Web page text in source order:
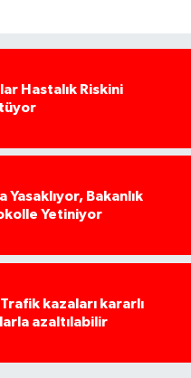
Hastalık Riskini
Yasaklıyor, Bakanlık
Yetiniyor
Trafik kazaları kararlı
azaltılabilir